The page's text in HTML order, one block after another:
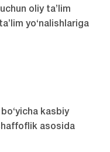
oliy ta’lim
yo‘nalishlariga
kasbiy
asosida